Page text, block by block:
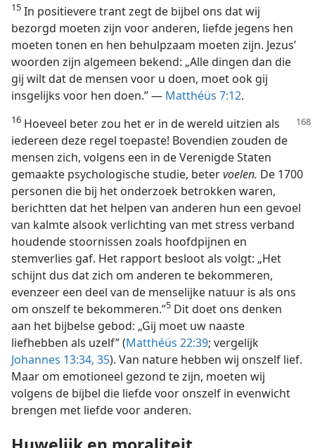
15 In positievere trant zegt de bijbel ons dat wij
bezorgd moeten zijn voor anderen, liefde jegens hen
moeten tonen en hen behulpzaam moeten zijn. Jezus’
woorden zijn algemeen bekend: „Alle dingen dan die
gij wilt dat de mensen voor u doen, moet ook gij
insgelijks voor hen doen.” — Matthéüs 7:12.
16 Hoeveel beter zou het er in de wereld uitzien als
iedereen deze regel toepaste! Bovendien zouden de
mensen zich, volgens een in de Verenigde Staten
gemaakte psychologische studie, betervoelen. De 1700
personen die bij het onderzoek betrokken waren,
berichtten dat het helpen van anderen hun een gevoel
van kalmte alsook verlichting van met stress verband
houdende stoornissen zoals hoofdpijnen en
stemverlies gaf. Het rapport besloot als volgt: „Het
schijnt dus dat zich om anderen te bekommeren,
evenzeer een deel van de menselijke natuur is als ons
om onszelf te bekommeren.”5 Dit doet ons denken
aan het bijbelse gebod: „Gij moet uw naaste
liefhebben als uzelf” (Matthéüs 22:39; vergelijk
Johannes 13:34, 35). Van nature hebben wij onszelf lief.
Maar om emotioneel gezond te zijn, moeten wij
volgens de bijbel die liefde voor onszelf in evenwicht
brengen met liefde voor anderen.